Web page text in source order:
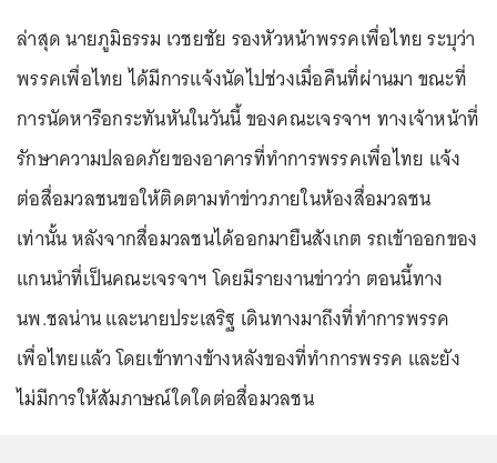
ล่าสุด นายภูมิธรรม เวชยชัย รองหัวหน้าพรรคเพื่อไทย ระบุว่า
พรรคเพื่อไทย ได้มีการแจ้งนัดไปช่วงเมื่อคืนที่ผ่านมา ขณะที่
การนัดหารือกระทันหันในวันนี้ ของคณะเจรจาฯ ทางเจ้าหน้าที่
รักษาความปลอดภัยของอาคารที่ทำการพรรคเพื่อไทย แจ้ง
ต่อสื่อมวลชนขอให้ติดตามทำข่าวภายในห้องสื่อมวลชน
เท่านั้น หลังจากสื่อมวลชนได้ออกมายืนสังเกต รถเข้าออกของ
แกนนำที่เป็นคณะเจรจาฯ โดยมีรายงานข่าวว่า ตอนนี้ทาง
นพ.ชลน่าน และนายประเสริฐ เดินทางมาถึงที่ทำการพรรค
เพื่อไทยแล้ว โดยเข้าทางข้างหลังของที่ทำการพรรค และยัง
ไม่มีการให้สัมภาษณ์ใดใดต่อสื่อมวลชน